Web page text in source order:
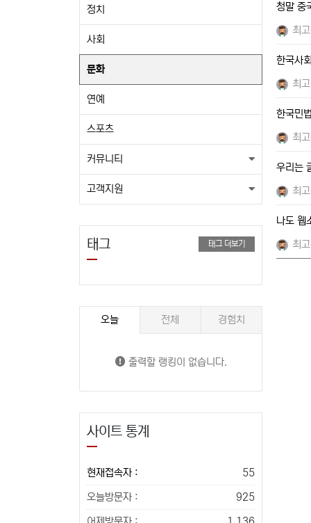
정치
사회
문화
연예
스포츠
커뮤니티
고객지원
태그 태그 더보기
오늘 전체 경험치
출력할 랭킹이 없습니다.
사이트 통계
현재접속자 : 55
오늘방문자 : 925
청말 중
최
한국사
최
한국민
최
우리는
최
나도 웹
최